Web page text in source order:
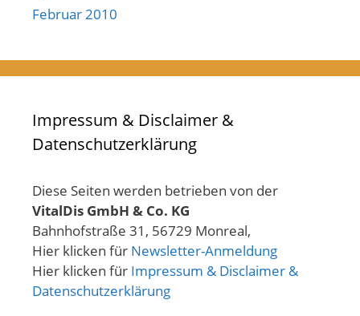
Februar 2010
Impressum & Disclaimer &
Datenschutzerklärung
Diese Seiten werden betrieben von der
VitalDis GmbH & Co. KG
Bahnhofstraße 31, 56729 Monreal,
Hier klicken für Newsletter-Anmeldung
Hier klicken für Impressum & Disclaimer &
Datenschutzerklärung